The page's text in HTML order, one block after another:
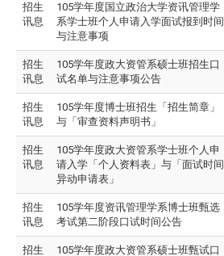
招生
讯息
105学年度国立政治大学资讯管理学
系学士班个人申请入学面试报到时间
与注意事项
招生
讯息
105学年度政大资管系硕士班招生口
试名单与注意事项公告
招生
讯息
105学年度博士班招生「招生简章」
与「审查资料声明书」
招生
讯息
105学年度政大资管系学士班个人申
请入学「个人资料表」与「面试时间
异动申请表」
招生
讯息
105学年度资讯管理学系博士班甄选
考试第二阶段口试时间公告
招生
105学年度政大资管系硕士班甄试口